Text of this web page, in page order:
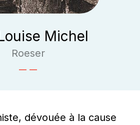
Michel
Roeser
dévouée à la cause